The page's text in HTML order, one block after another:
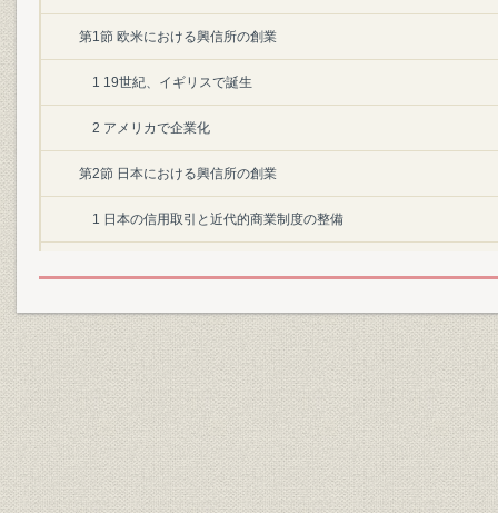
第1節 欧米における興信所の創業
1 19世紀、イギリスで誕生
2 アメリカで企業化
第2節 日本における興信所の創業
1 日本の信用取引と近代的商業制度の整備
3 東京興信所の設立
4 黎明期のわが国興信業界
第1章 創業期の帝国興信所
第1節 創業者と帝国興信社の誕生
1 創業者後藤武夫の経歴